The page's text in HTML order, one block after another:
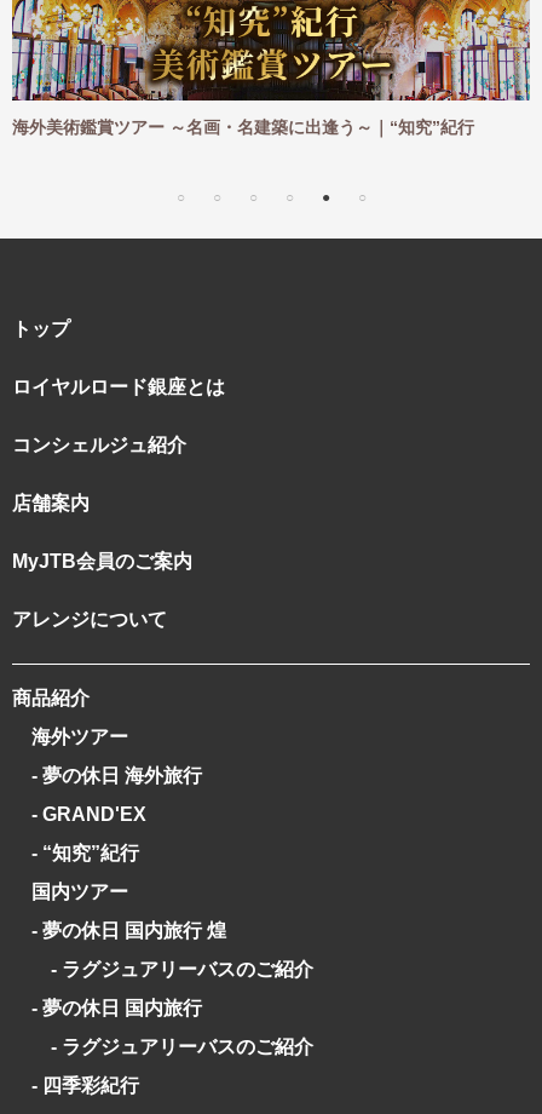
建築に出逢う～｜“知究”紀行
海外ハイキングツアー ～憧れの
トップ
ロイヤルロード銀座とは
コンシェルジュ紹介
店舗案内
MyJTB会員のご案内
アレンジについて
商品紹介
海外ツアー
- 夢の休日 海外旅行
- GRAND'EX
- “知究”紀行
国内ツアー
- 夢の休日 国内旅行 煌
- ラグジュアリーバスのご紹介
- 夢の休日 国内旅行
- ラグジュアリーバスのご紹介
- 四季彩紀行